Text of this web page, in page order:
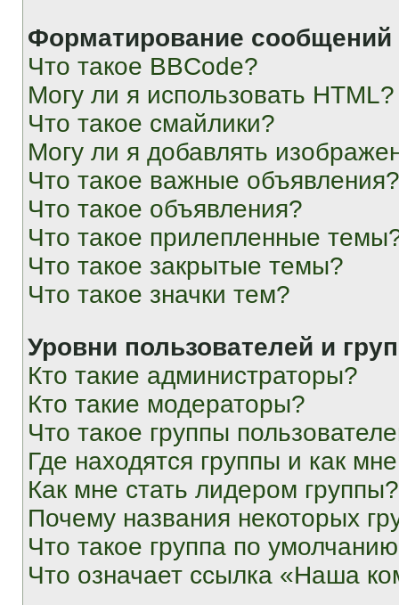
Форматирование
Что такое BBCode?
Могу ли я использовать HTML?
Что такое смайлики?
Могу ли я добавлять
Что такое важные объявления?
Что такое объявления?
Что такое прилепленные
Что такое закрытые темы?
Что такое значки тем?
Уровни пользователей и
Кто такие администраторы?
Кто такие модераторы?
Что такое группы
Где находятся группы и как
Как мне стать лидером группы?
Почему названия некоторых
Что такое группа по
Что означает ссылка «Наша